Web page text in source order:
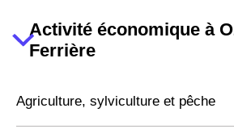
Activité économique à
Ferrière
Agriculture, sylviculture et pêche